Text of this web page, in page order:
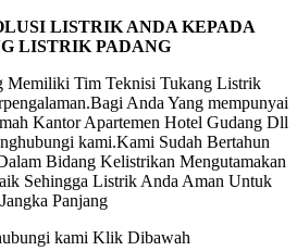
LISTRIK ANDA KEPADA
LISTRIK PADANG
Memiliki Tim Teknisi Tukang Listrik
Anda Yang mempunyai
Kantor Apartemen Hotel Gudang Dll
kami.Kami Sudah Bertahun
Bidang Kelistrikan Mengutamakan
Sehingga Listrik Anda Aman Untuk
Jangka Panjang
kami Klik Dibawah